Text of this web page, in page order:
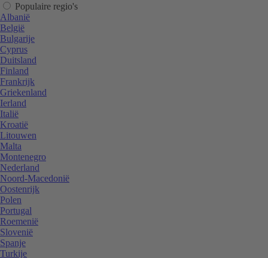
Populaire regio's
Albanië
België
Bulgarije
Cyprus
Duitsland
Finland
Frankrijk
Griekenland
Ierland
Italië
Kroatië
Litouwen
Malta
Montenegro
Nederland
Noord-Macedonië
Oostenrijk
Polen
Portugal
Roemenië
Slovenië
Spanje
Turkije